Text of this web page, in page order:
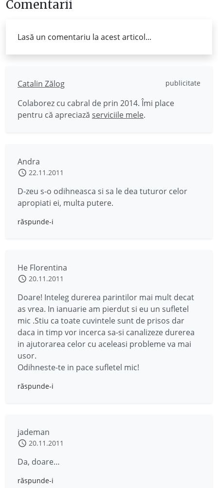
Comentarii
Lasă un comentariu la acest articol...
Catalin Zălog publicitate
Colaborez cu cabral de prin 2014. Îmi place
pentru că apreciază serviciile mele.
Andra
22.11.2011
D-zeu s-o odihneasca si sa le dea tuturor celor
apropiati ei, multa putere.
răspunde-i
He Florentina
20.11.2011
Doare! Inteleg durerea parintilor mai mult decat
as vrea. In ianuarie am pierdut si eu un sufletel
mic .Stiu ca toate cuvintele sunt de prisos dar
daca in timp vor incerca sa-si canalizeze durerea
in ajutorarea celor cu aceleasi probleme va mai
usor.
Odihneste-te in pace sufletel mic!
răspunde-i
jademan
20.11.2011
Da, doare…
răspunde-i